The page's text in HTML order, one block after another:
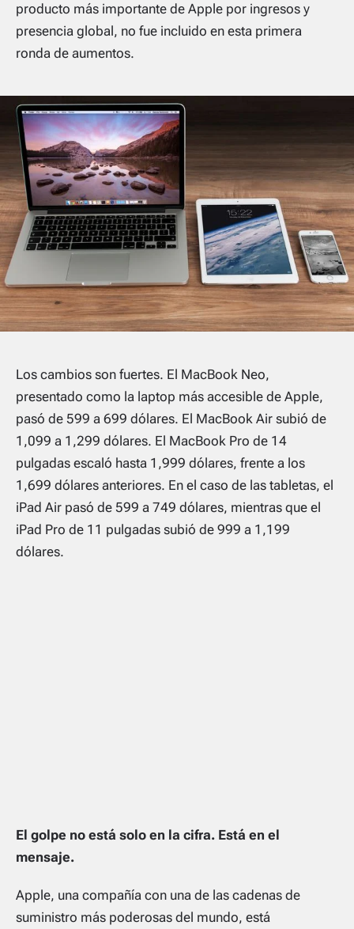
producto más importante de Apple por ingresos y
presencia global, no fue incluido en esta primera
ronda de aumentos.
Los cambios son fuertes. El MacBook Neo,
presentado como la laptop más accesible de Apple,
pasó de 599 a 699 dólares. El MacBook Air subió de
1,099 a 1,299 dólares. El MacBook Pro de 14
pulgadas escaló hasta 1,999 dólares, frente a los
1,699 dólares anteriores. En el caso de las tabletas, el
iPad Air pasó de 599 a 749 dólares, mientras que el
iPad Pro de 11 pulgadas subió de 999 a 1,199
dólares.
El golpe no está solo en la cifra. Está en el
mensaje.
Apple, una compañía con una de las cadenas de
suministro más poderosas del mundo, está